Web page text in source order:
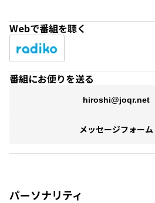
Webで番組を聴く
番組にお便りを送る
hiroshi@joqr.net
メッセージフォーム
パーソナリティ